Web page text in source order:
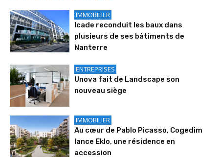
IMMOBILIER
Icade reconduit les baux dans
plusieurs de ses bâtiments de
Nanterre
ENTREPRISES
Unova fait de Landscape son
nouveau siège
IMMOBILIER
Au cœur de Pablo Picasso, Cogedim
lance Eklo, une résidence en
accession